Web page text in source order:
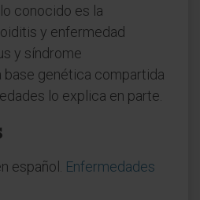
conocido es la
y enfermedad
y síndrome
genética compartida
lo explica en parte.
español. Enfermedades